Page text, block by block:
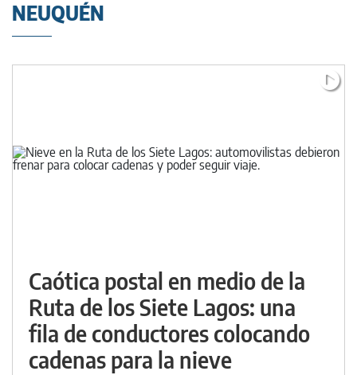
NEUQUÉN
Caótica postal en medio de la
Ruta de los Siete Lagos: una
fila de conductores colocando
cadenas para la nieve